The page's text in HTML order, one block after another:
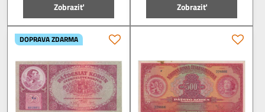
Zobraziť Zobraziť
DOPRAVA ZDARMA